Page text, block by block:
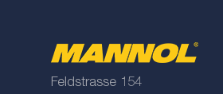
Feldstrasse 154